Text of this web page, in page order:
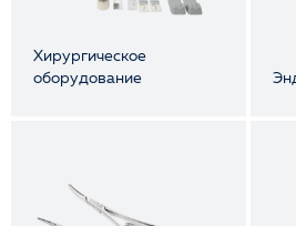
Хирургическое
оборудование